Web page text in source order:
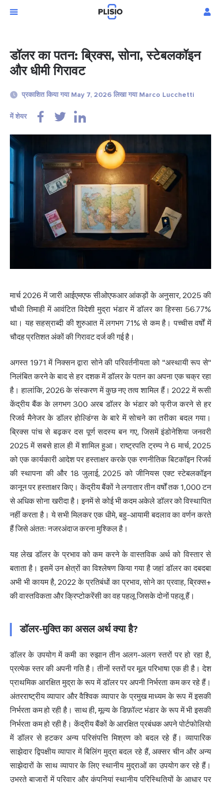
डॉलर का पतन: ब्रिक्स, सोना, स्टेबलकॉइन
और धीमी गिरावट
प्रकाशित किया गया May 7, 2026 लिखा गया Marco Lucchetti
में शेयर
मार्च 2026 में जारी आईएमएफ सीओएफआर आंकड़ों के अनुसार, 2025 की
चौथी तिमाही में आवंटित विदेशी मुद्रा भंडार में डॉलर का हिस्सा 56.77%
था। यह सहस्राब्दी की शुरुआत में लगभग 71% से कम है। पच्चीस वर्षों में
चौदह प्रतिशत अंकों की गिरावट दर्ज की गई है।
अगस्त 1971 में निक्सन द्वारा सोने की परिवर्तनीयता को "अस्थायी रूप से"
निलंबित करने के बाद से हर दशक में डॉलर के पतन का अपना एक चक्र रहा
है। हालांकि, 2026 के संस्करण में कुछ नए तत्व शामिल हैं। 2022 में रूसी
केंद्रीय बैंक के लगभग 300 अरब डॉलर के भंडार को फ्रीज करने से हर
रिजर्व मैनेजर के डॉलर होल्डिंग्स के बारे में सोचने का तरीका बदल गया।
ब्रिक्स पांच से बढ़कर दस पूर्ण सदस्य बन गए, जिसमें इंडोनेशिया जनवरी
2025 में सबसे हाल ही में शामिल हुआ। राष्ट्रपति ट्रम्प ने 6 मार्च, 2025
को एक कार्यकारी आदेश पर हस्ताक्षर करके एक रणनीतिक बिटकॉइन रिजर्व
की स्थापना की और 18 जुलाई, 2025 को जीनियस एक्ट स्टेबलकॉइन
कानून पर हस्ताक्षर किए। केंद्रीय बैंकों ने लगातार तीन वर्षों तक 1,000 टन
से अधिक सोना खरीदा है। इनमें से कोई भी कदम अकेले डॉलर को विस्थापित
नहीं करता है। ये सभी मिलकर एक धीमे, बहु-आयामी बदलाव का वर्णन करते
हैं जिसे अंततः नजरअंदाज करना मुश्किल है।
यह लेख डॉलर के प्रभाव को कम करने के वास्तविक अर्थ को विस्तार से
बताता है। इसमें उन क्षेत्रों का विश्लेषण किया गया है जहां डॉलर का दबदबा
अभी भी कायम है, 2022 के प्रतिबंधों का प्रभाव, सोने का प्रवाह, ब्रिक्स+
की वास्तविकता और क्रिप्टोकरेंसी का वह पहलू जिसके दोनों पहलू हैं।
डॉलर-मुक्ति का असल अर्थ क्या है?
डॉलर के उपयोग में कमी का रुझान तीन अलग-अलग स्तरों पर हो रहा है,
प्रत्येक स्तर की अपनी गति है। तीनों स्तरों पर मूल परिभाषा एक ही है। देश
प्राथमिक आरक्षित मुद्रा के रूप में डॉलर पर अपनी निर्भरता कम कर रहे हैं।
अंतरराष्ट्रीय व्यापार और वैश्विक व्यापार के प्रमुख माध्यम के रूप में इसकी
निर्भरता कम हो रही है। साथ ही, मूल्य के डिफ़ॉल्ट भंडार के रूप में भी इसकी
निर्भरता कम हो रही है। केंद्रीय बैंकों के आरक्षित प्रबंधक अपने पोर्टफोलियो
में डॉलर से हटकर अन्य परिसंपत्ति मिश्रण को बदल रहे हैं। व्यापारिक
साझेदार द्विपक्षीय व्यापार में बिलिंग मुद्रा बदल रहे हैं, अक्सर चीन और अन्य
साझेदारों के साथ व्यापार के लिए स्थानीय मुद्राओं का उपयोग कर रहे हैं।
उभरते बाजारों में परिवार और कंपनियां स्थानीय परिस्थितियों के आधार पर